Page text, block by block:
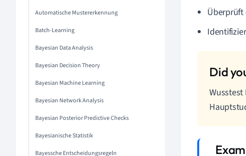
Automatische Mustererkennung
Batch-Learning
Bayesian Data Analysis
Bayesian Decision Theory
Bayesian Machine Learning
Bayesian Network Analysis
Bayesian Posterior Predictive Checks
Bayesianische Statistik
Bayessche Entscheidungsregeln
Überprüft